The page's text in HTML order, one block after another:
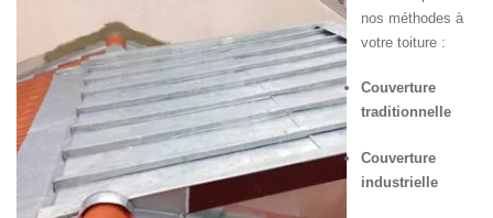
nos méthodes à
votre toiture :
Couverture
traditionnelle
Couverture
industrielle